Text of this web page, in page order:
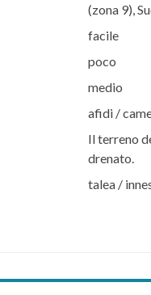
(zona 9),
facile
poco
medio
afidi /
Il terreno
drenato.
talea /